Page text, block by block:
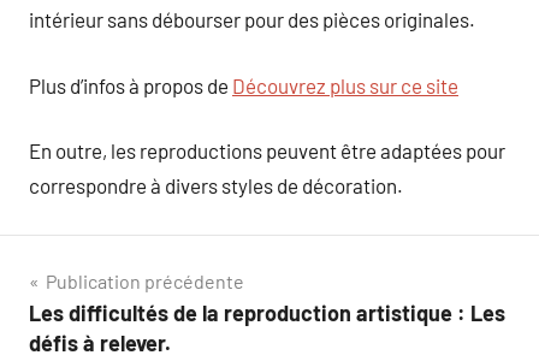
intérieur sans débourser pour des pièces originales.
Plus d’infos à propos de Découvrez plus sur ce site
En outre, les reproductions peuvent être adaptées pour
correspondre à divers styles de décoration.
Navigation
de
Publication précédente
Les difficultés de la reproduction artistique : Les
défis à relever.